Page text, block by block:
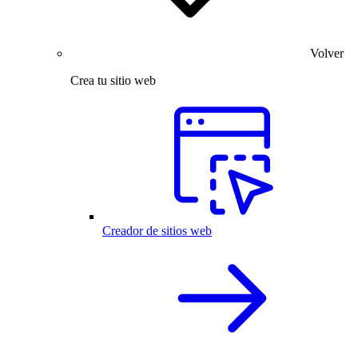
Volver
Crea tu sitio web
Creador de sitios web